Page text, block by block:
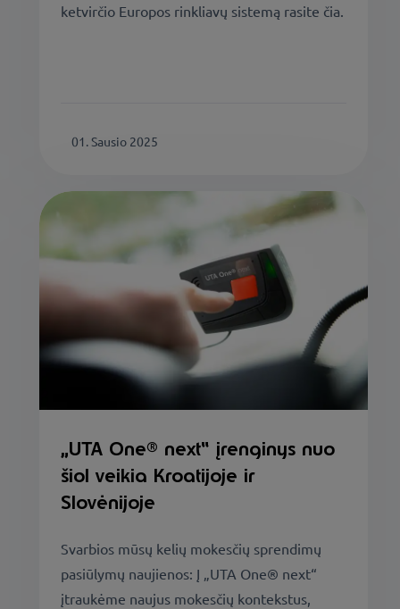
ketvirčio Europos rinkliavų sistemą rasite čia.
01. Sausio 2025
„UTA One® next“ įrenginys nuo
šiol veikia Kroatijoje ir
Slovėnijoje
Svarbios mūsų kelių mokesčių sprendimų
pasiūlymų naujienos: Į „UTA One® next“
įtraukėme naujus mokesčių kontekstus,